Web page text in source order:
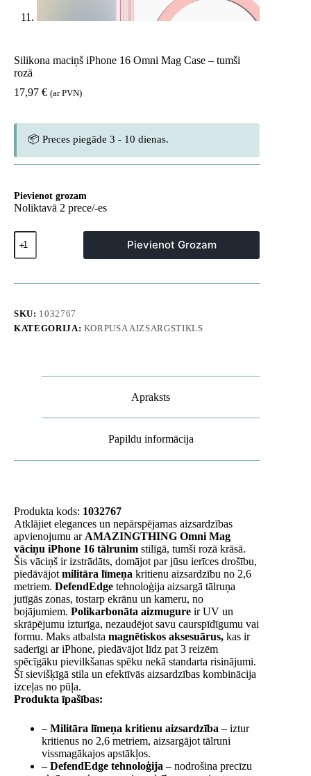
Silikona maciņš iPhone 16 Omni Mag Case – tumši
rozā
17,97 € (ar PVN)
📦 Preces piegāde 3 - 10 dienas.
Pievienot grozam
Noliktavā 2 prece/-es
Silikona
maciņš
iPhone
Omni
-
tumši
Pievienot Grozam
SKU: 1032767
KATEGORIJA: KORPUSA AIZSARGSTIKLS
Apraksts
Papildu informācija
Produkta kods: 1032767
Atklājiet elegances un nepārspējamas aizsardzības
apvienojumu ar AMAZINGTHING Omni Mag
vāciņu iPhone 16 tālrunim stilīgā, tumši rozā krāsā.
Šis vāciņš ir izstrādāts, domājot par jūsu ierīces drošību,
piedāvājot militāra līmeņa kritienu aizsardzību no 2,6
metriem. DefendEdge tehnoloģija aizsargā tālruņa
jutīgās zonas, tostarp ekrānu un kameru, no
bojājumiem. Polikarbonāta aizmugure ir UV un
skrāpējumu izturīga, nezaudējot savu caurspīdīgumu vai
formu. Maks atbalsta magnētiskos aksesuārus, kas ir
saderīgi ar iPhone, piedāvājot līdz pat 3 reizēm
spēcīgāku pievilkšanas spēku nekā standarta risinājumi.
Šī sievišķīgā stila un efektīvās aizsardzības kombinācija
izceļas no pūļa.
Produkta īpašības:
– Militāra līmeņa kritienu aizsardzība – iztur
kritienus no 2,6 metriem, aizsargājot tālruni
vissmagākajos apstākļos.
– DefendEdge tehnoloģija – nodrošina precīzu